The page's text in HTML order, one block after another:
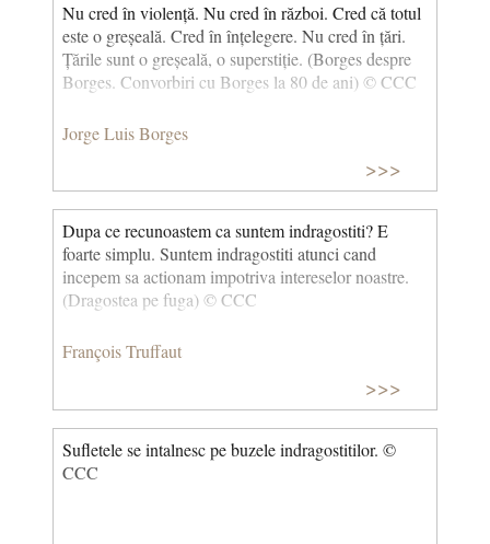
Nu cred în violență. Nu cred în război. Cred că totul
este o greșeală. Cred în înțelegere. Nu cred în țări.
Țările sunt o greșeală, o superstiție. (Borges despre
Borges. Convorbiri cu Borges la 80 de ani) © CCC
Jorge Luis Borges
>>>
Dupa ce recunoastem ca suntem indragostiti? E
foarte simplu. Suntem indragostiti atunci cand
incepem sa actionam impotriva intereselor noastre.
(Dragostea pe fuga) © CCC
François Truffaut
>>>
Sufletele se intalnesc pe buzele indragostitilor. ©
CCC